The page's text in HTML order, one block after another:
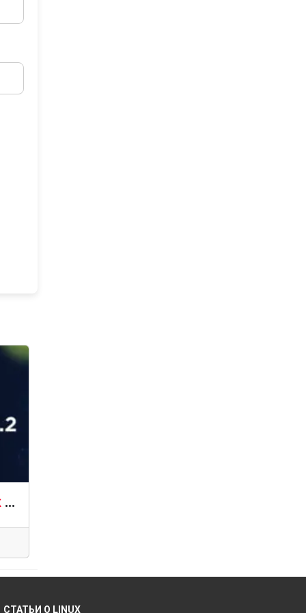
Вышел Linux Kernel 7.2 RC2: избавление от «монструозных заголовков»
СТАТЬИ О LINUX